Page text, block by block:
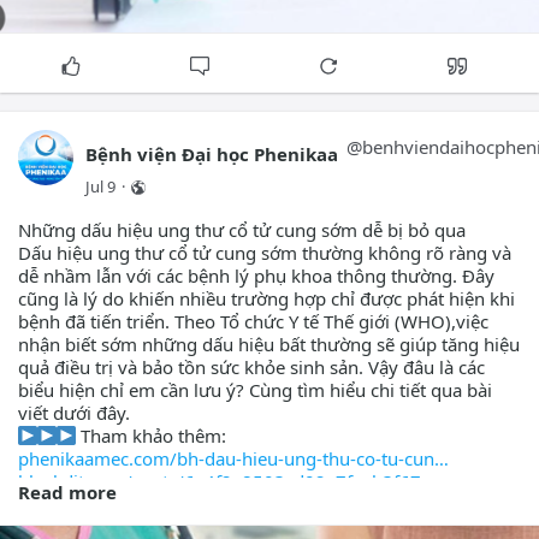
kế hoạch theo dõi phù hợp.
Mức độ bảo vệ phụ thuộc vào loại vaccine, độ tuổi tiêm và
tình trạng phơi nhiễm trước đó. Vì vậy, tiêm chủng đúng
thời điểm có vai trò quan trọng trong việc tối ưu hiệu quả
phòng bệnh.
Vì sao vaccine HPV được khuyến khích tiêm từ sớm?
Vaccine HPV có hiệu quả cao nhất khi được tiêm trước khi cơ
thể tiếp xúc với virus. Đây là thời điểm hệ miễn dịch tạo đáp
HPV đạt hiệu quả tối ưu.
Tiêm chủng từ sớm không chỉ giúp giảm nguy cơ nhiễm
HPV mà còn góp phần hạn chế nguy cơ phát triển các bệnh
lý nghiêm trọng trong tương lai. Chính vì vậy, nhiều tổ chức
y tế trên thế giới khuyến nghị tiêm vaccine HPV cho trẻ em
và thanh thiếu niên trong độ tuổi phù hợp.
Tiêm vaccine HPV có thay thế tầm soát ung thư cổ tử cung
không?
Mặc dù mang lại nhiều lợi ích, vaccine HPV không thể phòng
ngừa tất cả các trường hợp ung thư cổ tử cung. Do đó, phụ
soát theo khuyến cáo ngay cả khi đã tiêm vaccine.
Bệnh viện Đại học Phenikaa @
Jul 9 ·
Những dấu hiệu ung thư cổ tử cung sớm dễ bị bỏ qua
Dấu hiệu ung thư cổ tử cung sớm thường không rõ ràng và
dễ nhầm lẫn với các bệnh lý phụ khoa thông thường. Đây
cũng là lý do khiến nhiều trường hợp chỉ được phát hiện khi
bệnh đã tiến triển. Theo Tổ chức Y tế Thế giới (WHO),việc
nhận biết sớm những dấu hiệu bất thường sẽ giúp tăng hiệu
quả điều trị và bảo tồn sức khỏe sinh sản. Vậy đâu là các
biểu hiện chỉ em cần lưu ý? Cùng tìm hiểu chi tiết qua bài
viết dưới đây.
Tham khảo thêm:
phenikaamec.com/bh-dau-hieu-ung-thu-co-tu-cun
blockdit.com/posts/6a4f2e8503cd02a7faeb3f67
-Read more